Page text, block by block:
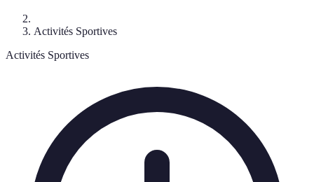
Activités Sportives
Activités Sportives